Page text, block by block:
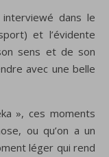
interviewé dans le
et l’évidente
sens et de son
avec une belle
», ces moments
ou qu’on a un
léger qui rend